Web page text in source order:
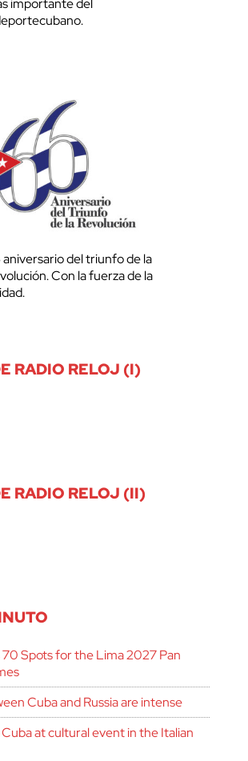
del triunfo de la
Con la fuerza de la
RADIO RELOJ (I)
RADIO RELOJ (II)
Spots for the Lima 2027 Pan
Cuba and Russia are intense
at cultural event in the Italian